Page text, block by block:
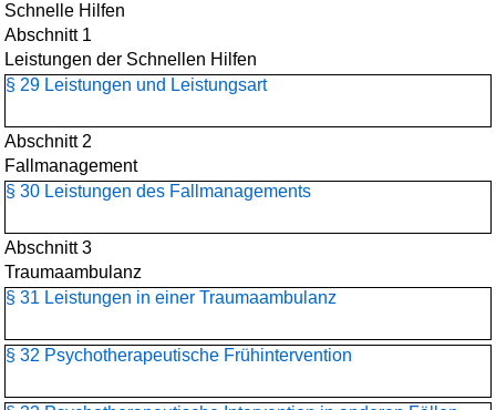
Schnelle Hilfen
Abschnitt 1
Leistungen der Schnellen Hilfen
§ 29 Leistungen und Leistungsart
Abschnitt 2
Fallmanagement
§ 30 Leistungen des Fallmanagements
Abschnitt 3
Traumaambulanz
§ 31 Leistungen in einer Traumaambulanz
§ 32 Psychotherapeutische Frühintervention